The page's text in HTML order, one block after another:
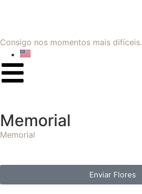
Consigo nos momentos mais difíceis.
Memorial
Memorial
Enviar Flores